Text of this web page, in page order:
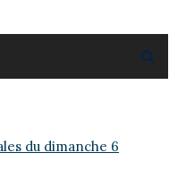
du dimanche 6